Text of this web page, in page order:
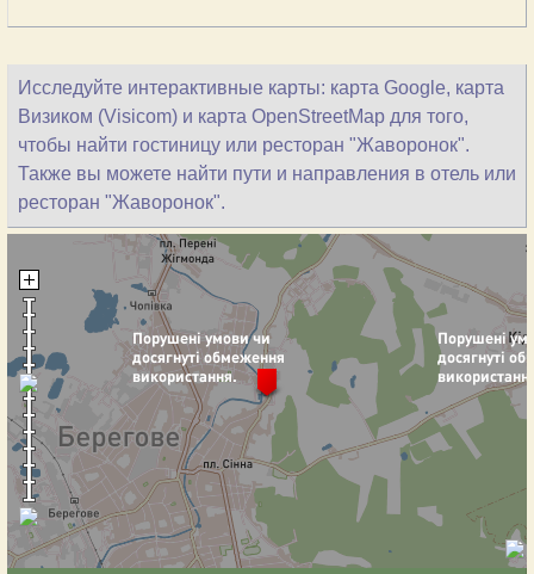
Исследуйте интерактивные карты: карта Google, карта
Визиком (Visicom) и карта OpenStreetMap для того,
чтобы найти гостиницу или ресторан "Жаворонок".
Также вы можете найти пути и направления в отель или
ресторан "Жаворонок".